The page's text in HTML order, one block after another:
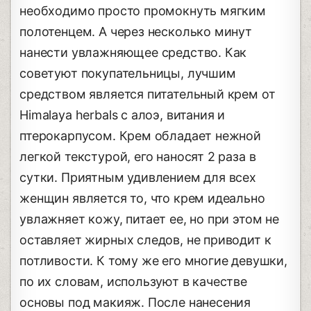
необходимо просто промокнуть мягким
полотенцем. А через несколько минут
нанести увлажняющее средство. Как
советуют покупательницы, лучшим
средством является питательный крем от
Himalaya herbals с алоэ, витания и
птерокарпусом. Крем обладает нежной
легкой текстурой, его наносят 2 раза в
сутки. Приятным удивлением для всех
женщин является то, что крем идеально
увлажняет кожу, питает ее, но при этом не
оставляет жирных следов, не приводит к
потливости. К тому же его многие девушки,
по их словам, используют в качестве
основы под макияж. После нанесения